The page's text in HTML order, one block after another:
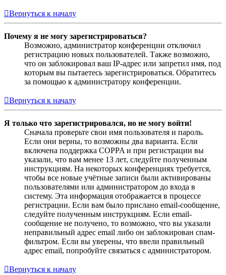
Вернуться к началу
Почему я не могу зарегистрироваться?
Возможно, администратор конференции отключил
регистрацию новых пользователей. Также возможно,
что он заблокировал ваш IP-адрес или запретил имя, под
которым вы пытаетесь зарегистрироваться. Обратитесь
за помощью к администратору конференции.
Вернуться к началу
Я только что зарегистрировался, но не могу войти!
Сначала проверьте свои имя пользователя и пароль.
Если они верны, то возможны два варианта. Если
включена поддержка COPPA и при регистрации вы
указали, что вам менее 13 лет, следуйте полученным
инструкциям. На некоторых конференциях требуется,
чтобы все новые учётные записи были активированы
пользователями или администратором до входа в
систему. Эта информация отображается в процессе
регистрации. Если вам было прислано email-сообщение,
следуйте полученным инструкциям. Если email-
сообщение не получено, то возможно, что вы указали
неправильный адрес email либо он заблокирован спам-
фильтром. Если вы уверены, что ввели правильный
адрес email, попробуйте связаться с администратором.
Вернуться к началу